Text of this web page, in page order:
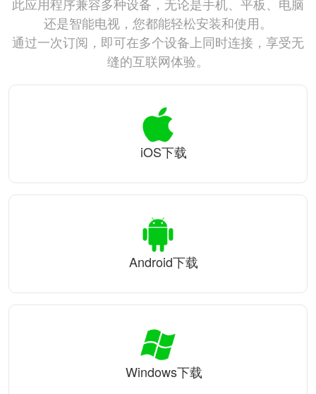
还是智能电视，您都能轻松安装和使用。
通过一次订阅，即可在多个设备上同时连接，享受无
缝的互联网体验。
iOS下载
Android下载
Windows下载